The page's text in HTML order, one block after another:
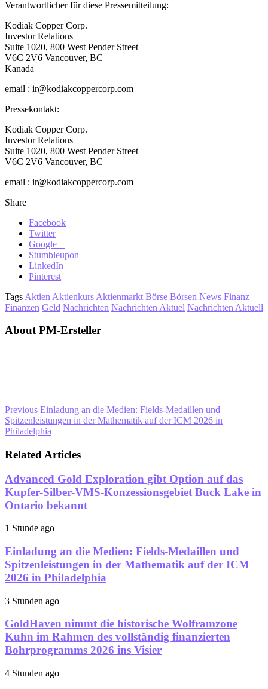
Verantwortlicher für diese Pressemitteilung:
Kodiak Copper Corp.
Investor Relations
Suite 1020, 800 West Pender Street
V6C 2V6 Vancouver, BC
Kanada
email : ir@kodiakcoppercorp.com
Pressekontakt:
Kodiak Copper Corp.
Investor Relations
Suite 1020, 800 West Pender Street
V6C 2V6 Vancouver, BC
email : ir@kodiakcoppercorp.com
Share
Facebook
Twitter
Google +
Stumbleupon
LinkedIn
Pinterest
Tags Aktien Aktienkurs Aktienmarkt Börse Börsen News Finanz
Finanzen Geld Nachrichten Nachrichten Aktuel Nachrichten Aktuell
About PM-Ersteller
Previous Einladung an die Medien: Fields-Medaillen und
Spitzenleistungen in der Mathematik auf der ICM 2026 in
Philadelphia
Related Articles
Advanced Gold Exploration gibt Option auf das
Kupfer-Silber-VMS-Konzessionsgebiet Buck Lake in
Ontario bekannt
1 Stunde ago
Einladung an die Medien: Fields-Medaillen und
Spitzenleistungen in der Mathematik auf der ICM
2026 in Philadelphia
3 Stunden ago
GoldHaven nimmt die historische Wolframzone
Kuhn im Rahmen des vollständig finanzierten
Bohrprogramms 2026 ins Visier
4 Stunden ago